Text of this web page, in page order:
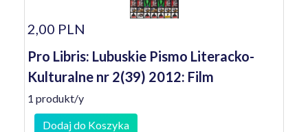
2,00 PLN
Pro Libris: Lubuskie Pismo Literacko-
Kulturalne nr 2(39) 2012: Film
1 produkt/y
Dodaj do Koszyka